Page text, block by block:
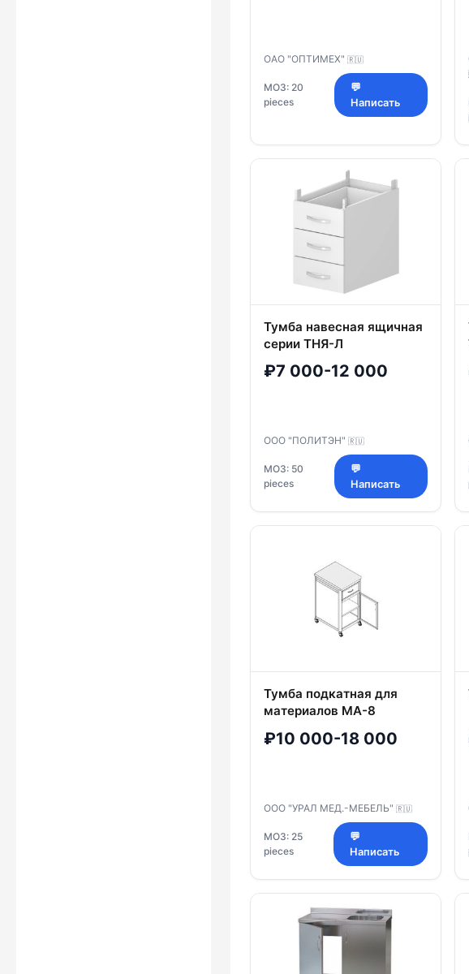
ОАО "ОПТИМЕХ" 🇷🇺
МОЗ: 20
pieces
💬
Написать
Тумба навесная ящичная
серии ТНЯ-Л
₽7 000-12 000
ООО "ПОЛИТЭН" 🇷🇺
МОЗ: 50
pieces
💬
Написать
Тумба подкатная для
материалов МА-8
₽10 000-18 000
ООО "УРАЛ МЕД.-МЕБЕЛЬ" 🇷🇺
МОЗ: 25
pieces
💬
Написать